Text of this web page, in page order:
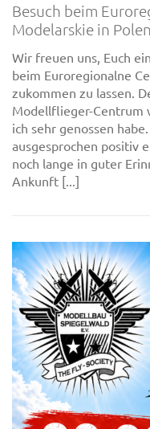
Besuch beim
Modelarskie in Polen
Wir freuen uns, Euch
beim Euroregionalne
zukommen zu lassen.
Modellflieger-Centrum
ich sehr genossen
ausgesprochen positiv
noch lange in guter
Ankunft [...]